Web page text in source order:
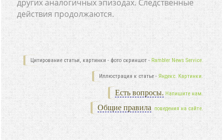
других аналогичных эпизодах. Следственные
действия продолжаются.
Цитирование статьи, картинки - фото скриншот - Rambler News Service.
Иллюстрация к статье - Яндекс. Картинки.
Есть вопросы. Напишите нам.
Общие правила поведения на сайте.